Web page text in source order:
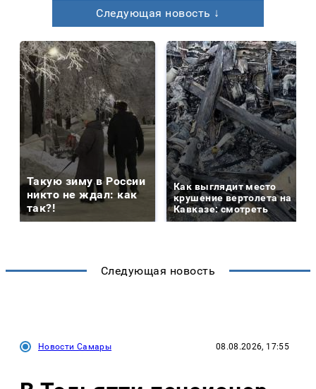
Следующая новость ↓
Такую зиму в России
никто не ждал: как
так?!
Как выглядит место
крушение вертолета на
Кавказе: смотреть
Следующая новость
Новости Самары 08.08.2026, 17:55